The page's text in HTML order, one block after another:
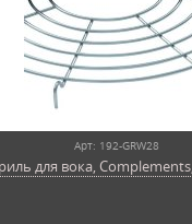
Арт: 192-GRW28
для вока,